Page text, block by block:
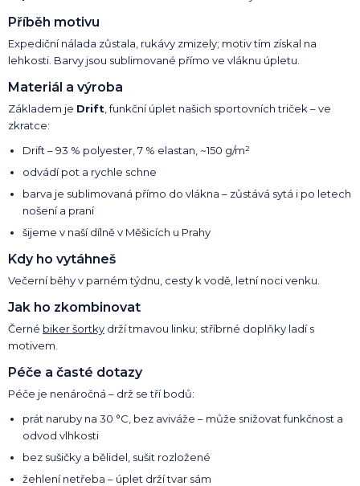
Příběh motivu
Expediční nálada zůstala, rukávy zmizely; motiv tím získal na
lehkosti. Barvy jsou sublimované přímo ve vláknu úpletu.
Materiál a výroba
Základem je Drift , funkční úplet našich sportovních triček – ve
zkratce:
Drift – 93 % polyester, 7 % elastan, ~150 g/m²
odvádí pot a rychle schne
barva je sublimovaná přímo do vlákna – zůstává sytá i po letech
nošení a praní
šijeme v naší dílně v Měšicích u Prahy
Kdy ho vytáhneš
Večerní běhy v parném týdnu, cesty k vodě, letní noci venku.
Jak ho zkombinovat
Černé biker šortky drží tmavou linku; stříbrné doplňky ladí s
motivem.
Péče a časté dotazy
Péče je nenáročná – drž se tří bodů:
prát naruby na 30 °C, bez aviváže – může snižovat funkčnost a
odvod vlhkosti
bez sušičky a bělidel, sušit rozložené
žehlení netřeba – úplet drží tvar sám